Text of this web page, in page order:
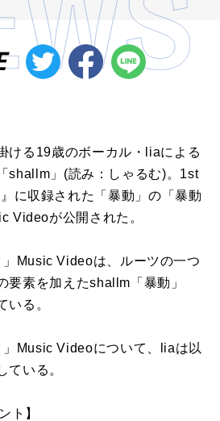
ける19歳のボーカル・liaによる
shallm」(読み：しゃるむ)。1st
に収録された「暴動」の「暴動
Videoが公開された。
」Music Videoは、ルーツの一つ
要素を加えたshallm「暴動」
いる。
」Music Videoについて、liaは以
ている。
ト】